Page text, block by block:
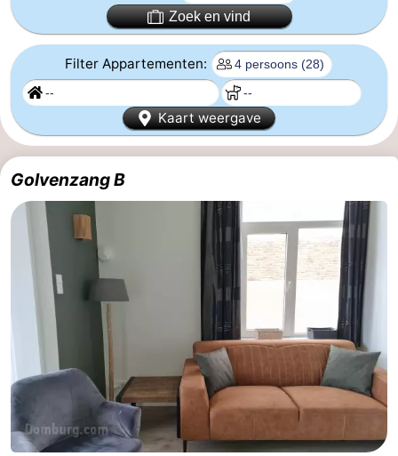
Webcam
Strand
Overnachten
Appartementen
-
Loverendale
Résidence
Wijngaerde
Bed
breakfasts)
Campings
Hotels
Vakantiehuizen
Buitenhof
Domburg
-
Hof
-
Zoek en vind
Filter Appartementen:
Kaart weergave
Golvenzang B